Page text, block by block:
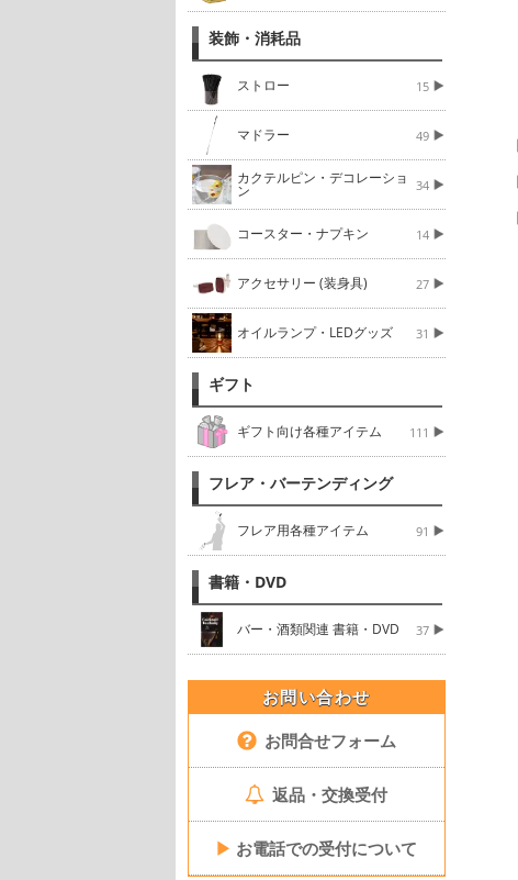
装飾・消耗品
ストロー 15
マドラー 49
カクテルピン・デコレーショ
ン 34
コースター・ナプキン 14
アクセサリー (装身具) 27
オイルランプ・LEDグッズ 31
ギフト
ギフト向け各種アイテム 111
フレア・バーテンディング
フレア用各種アイテム 91
書籍・DVD
バー・酒類関連 書籍・DVD 37
お問い合わせ
お問合せフォーム
返品・交換受付
▶ お電話での受付について